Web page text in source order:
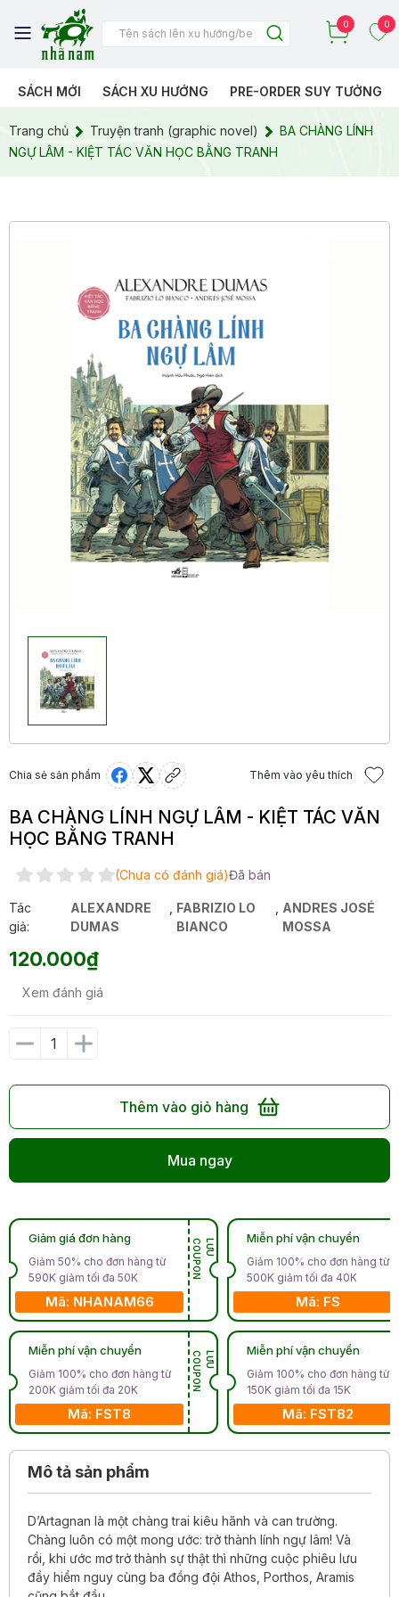
0 0
SÁCH MỚI SÁCH XU HƯỚNG PRE-ORDER SUY TƯỞNG
Trang chủ Truyện tranh (graphic novel)
BA CHÀNG LÍNH
NGỰ LÂM - KIỆT TÁC VĂN HỌC BẰNG TRANH
Chia sẻ sản phẩm Thêm vào yêu thích
BA CHÀNG LÍNH NGỰ LÂM - KIỆT TÁC VĂN
HỌC BẰNG TRANH
(Chưa có đánh giá)Đã bán
Tác
giả:
ALEXANDRE
DUMAS
FABRIZIO LO
BIANCO
ANDRES JOSÉ
MOSSA
120.000₫
Xem đánh giá
Thêm vào giỏ hàng
Mua ngay
Giảm giá đơn hàng
Giảm 50% cho đơn hàng từ
590K giảm tối đa 50K
Mã: NHANAM66
L
Ư
U
C
O
U
P
O
N
Miễn phí vận chuyển
Giảm 100% cho đơn hàng từ
200K giảm tối đa 20K
Mã: FST8
L
Ư
U
C
O
U
P
O
N
Miễn phí vận chuyển
Giảm 100% cho đơn hàng từ
500K giảm tối đa 40K
Mã: FS
Miễn phí vận chuyển
Giảm 100% cho đơn hàng từ
150K giảm tối đa 15K
Mã: FST82
Mô tả sản phẩm
D’Artagnan là một chàng trai kiêu hãnh và can trường.
Chàng luôn có một mong ước: trở thành lính ngự lâm! Và
rồi, khi ước mơ trở thành sự thật thì những cuộc phiêu lưu
đầy hiểm nguy cùng ba đồng đội Athos, Porthos, Aramis